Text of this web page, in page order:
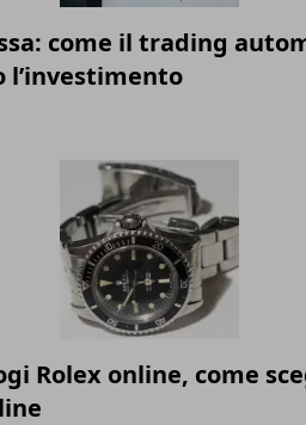
come il trading
l’investimento
Rolex online, come